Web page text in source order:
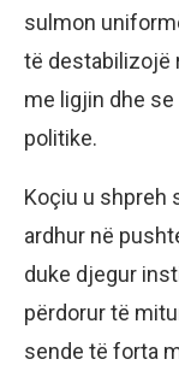
sulmon
të destabilizojë
me ligjin dhe
politike.
Koçiu u shpreh
ardhur në
duke djegur
përdorur të
sende të forta